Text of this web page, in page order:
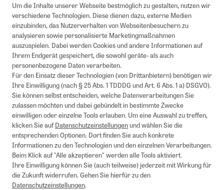
Um die Inhalte unserer Webseite bestmöglich zu gestalten, nutzen wir
verschiedene Technologien. Diese dienen dazu, externe Medien
einzubinden, das Nutzerverhalten von Webseitenbesuchern zu
analysieren sowie personalisierte Marketingmaßnahmen
auszuspielen. Dabei werden Cookies und andere Informationen auf
Ihrem Endgerät gespeichert, die sowohl geräte- als auch
personenbezogene Daten verarbeiten.
Für den Einsatz dieser Technologien (von Drittanbietern) benötigen wir
Ihre Einwilligung (nach § 25 Abs. 1 TDDDG und Art. 6 Abs. 1 a) DSGVO).
Sie können selbst entscheiden, welche Datenverarbeitungen Sie
zulassen möchten und dabei gebündelt in bestimmte Zwecke
einwilligen oder einzelne Tools erlauben. Um eine Auswahl zu treffen,
klicken Sie aufDatenschutzeinstellungenund wählen Sie die
entsprechenden Optionen. Dort finden Sie auch konkrete
Informationen zu den Technologien und den einzelnen Verarbeitungen.
Beim Klick auf "Alle akzeptieren" werden alle Tools aktiviert.
Ihre Einwilligung können Sie (auch teilweise) jederzeit mit Wirkung für
die Zukunft widerrufen. Gehen Sie hierfür zu den
Datenschutzeinstellungen.